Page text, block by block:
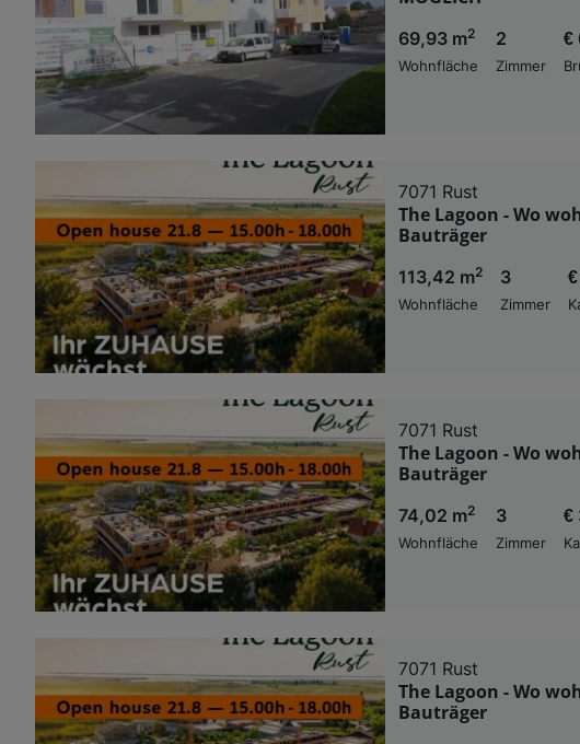
69,93 m2
Wohnfläche
2
Zimmer
€
7071 Rust
The Lagoon - Wo
Bauträger
113,42 m2
Wohnfläche
3
Zimmer
7071 Rust
The Lagoon - Wo
Bauträger
74,02 m2
Wohnfläche
3
Zimmer
€
7071 Rust
The Lagoon - Wo
Bauträger